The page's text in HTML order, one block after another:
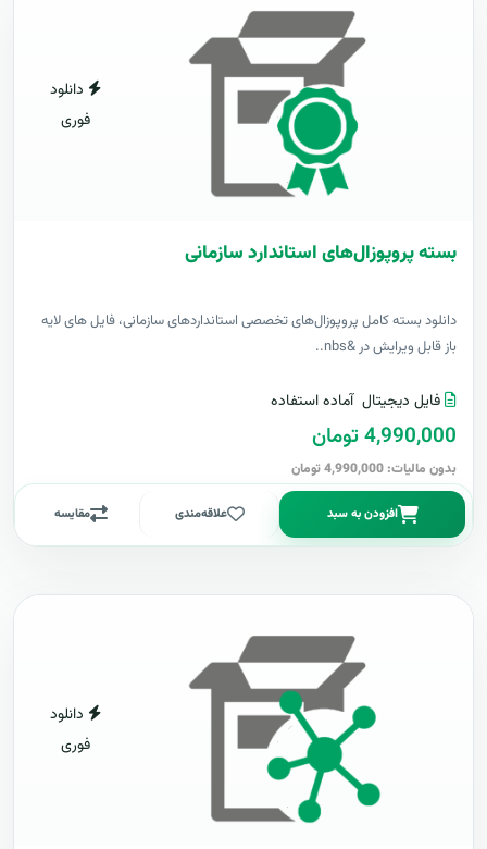
دانلود
فوری
بسته پروپوزال‌های استاندارد سازمانی
دانلود بسته کامل پروپوزال‌های تخصصی استانداردهای سازمانی، فایل های لایه
باز قابل ویرایش در &nbs..
فایل دیجیتال آماده استفاده
4,990,000 تومان
بدون مالیات: 4,990,000 تومان
افزودن به سبد علاقه‌مندی مقایسه
دانلود
فوری